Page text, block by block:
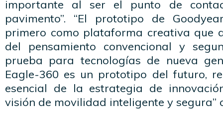
importante al ser el punto de
pavimento”. “El prototipo de
primero como plataforma creativa que
del pensamiento convencional y
prueba para tecnologías de nueva
Eagle-360 es un prototipo del futuro,
esencial de la estrategia de
visión de movilidad inteligente y segura”